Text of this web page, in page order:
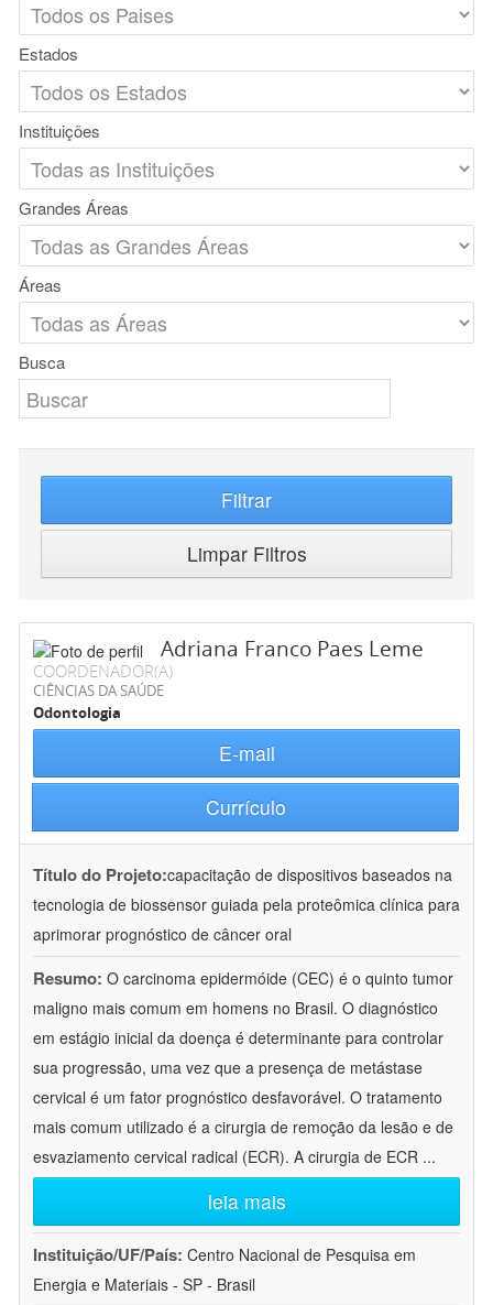
Estados
Instituições
Grandes Áreas
Áreas
Busca
Filtrar
Limpar Filtros
Adriana Franco Paes Leme
COORDENADOR(A)
CIÊNCIAS DA SAÚDE
Odontologia
E-mail
Currículo
Título do Projeto:capacitação de dispositivos baseados na
tecnologia de biossensor guiada pela proteômica clínica para
aprimorar prognóstico de câncer oral
Resumo: O carcinoma epidermóide (CEC) é o quinto tumor
maligno mais comum em homens no Brasil. O diagnóstico
em estágio inicial da doença é determinante para controlar
sua progressão, uma vez que a presença de metástase
cervical é um fator prognóstico desfavorável. O tratamento
mais comum utilizado é a cirurgia de remoção da lesão e de
esvaziamento cervical radical (ECR). A cirurgia de ECR ...
leia mais
Instituição/UF/País: Centro Nacional de Pesquisa em
Energia e Materiais - SP - Brasil